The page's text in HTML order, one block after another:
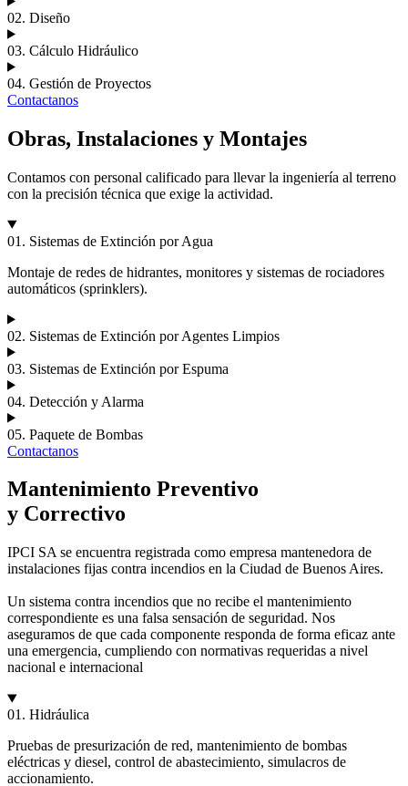
02. Diseño
03. Cálculo Hidráulico
04. Gestión de Proyectos
Contactanos
Obras, Instalaciones y Montajes
Contamos con personal calificado para llevar la ingeniería al terreno
con la precisión técnica que exige la actividad.
01. Sistemas de Extinción por Agua
Montaje de redes de hidrantes, monitores y sistemas de rociadores
automáticos (sprinklers).
02. Sistemas de Extinción por Agentes Limpios
03. Sistemas de Extinción por Espuma
04. Detección y Alarma
05. Paquete de Bombas
Contactanos
Mantenimiento Preventivo
y Correctivo
IPCI SA se encuentra registrada como empresa mantenedora de
instalaciones fijas contra incendios en la Ciudad de Buenos Aires.
Un sistema contra incendios que no recibe el mantenimiento
correspondiente es una falsa sensación de seguridad. Nos
aseguramos de que cada componente responda de forma eficaz ante
una emergencia, cumpliendo con normativas requeridas a nivel
nacional e internacional
01. Hidráulica
Pruebas de presurización de red, mantenimiento de bombas
eléctricas y diesel, control de abastecimiento, simulacros de
accionamiento.